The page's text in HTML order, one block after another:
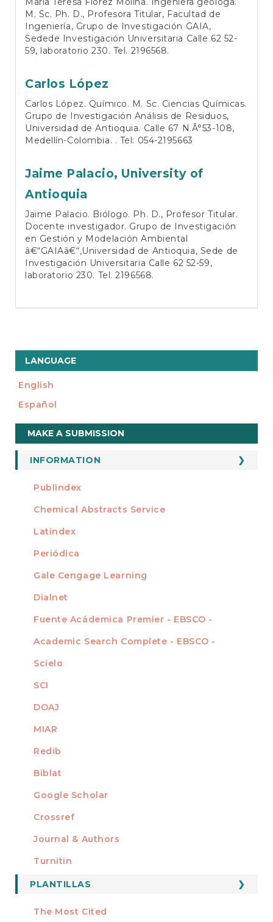
M. Sc. Ph. D., Profesora Titular, Facultad de
Ingeniería, Grupo de Investigación GAIA,
Sedede Investigación Universitaria Calle 62 52-
59, laboratorio 230. Tel. 2196568.
Carlos López
Carlos López. Químico. M. Sc. Ciencias Químicas.
Grupo de Investigación Análisis de Residuos,
Universidad de Antioquia. Calle 67 N.Â°53-108,
Medellín-Colombia. . Tel: 054-2195663
Jaime Palacio, University of
Antioquia
Jaime Palacio. Biólogo. Ph. D., Profesor Titular.
Docente investigador. Grupo de Investigación
en Gestión y Modelación Ambiental
â€“GAIAâ€“,Universidad de Antioquia, Sede de
Investigación Universitaria Calle 62 52-59,
laboratorio 230. Tel. 2196568.
LANGUAGE
English
Español
Make
a
Submission
MAKE A SUBMISSION
INFORMATION
For Readers
For Librarians
INDEXADA EN
Publindex
Chemical Abstracts Service
Latindex
Periódica
Gale Cengage Learning
Dialnet
Fuente Acádemica Premier - EBSCO -
Academic Search Complete - EBSCO -
Scielo
SCI
DOAJ
MIAR
Redib
Biblat
Google Scholar
MIEMBRO DE
Crossref
Journal & Authors
Turnitin
FORMATOS
PLANTILLAS
Manuscript Template
ESTADÍSTICOS
The Most Cited